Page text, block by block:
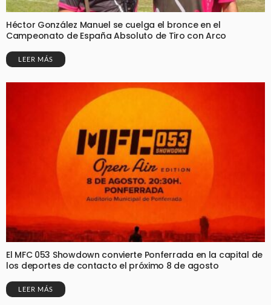
Héctor González Manuel se cuelga el bronce en el
Campeonato de España Absoluto de Tiro con Arco
LEER MÁS
El MFC 053 Showdown convierte Ponferrada en la capital de
los deportes de contacto el próximo 8 de agosto
LEER MÁS